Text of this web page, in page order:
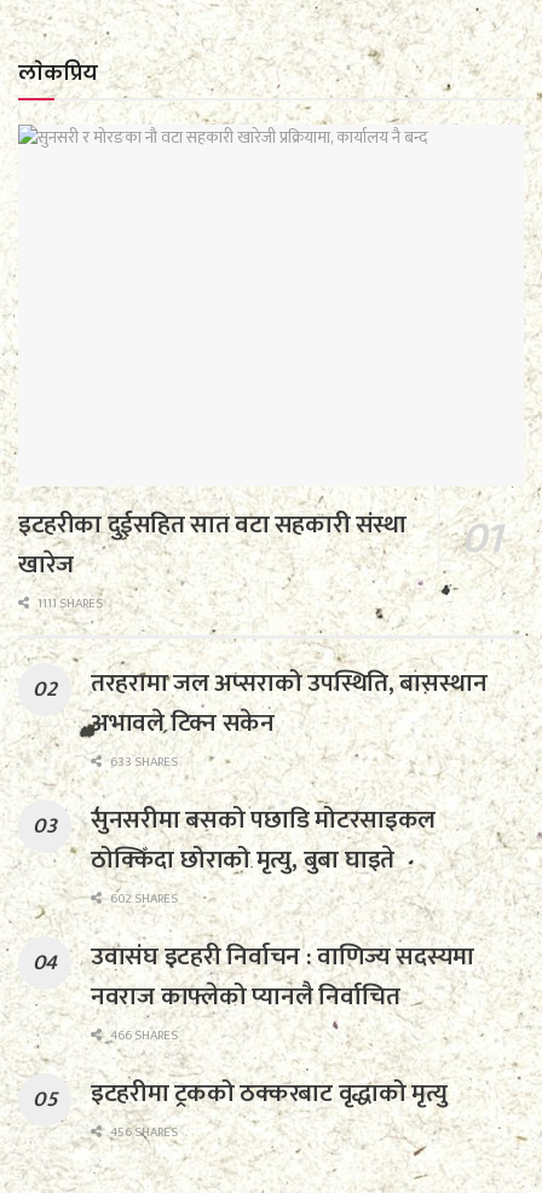
लाेकप्रिय
इटहरीका दुईसहित सात वटा सहकारी संस्था
खारेज
1111 SHARES
तरहरामा जल अप्सराको उपस्थिति, बासस्थान
अभावले टिक्न सकेन
633 SHARES
सुनसरीमा बसको पछाडि मोटरसाइकल
ठोक्किँदा छोराको मृत्यु, बुबा घाइते
602 SHARES
उवासंघ इटहरी निर्वाचन : वाणिज्य सदस्यमा
नवराज काफ्लेको प्यानलै निर्वाचित
466 SHARES
इटहरीमा ट्रकको ठक्करबाट वृद्धाको मृत्यु
456 SHARES